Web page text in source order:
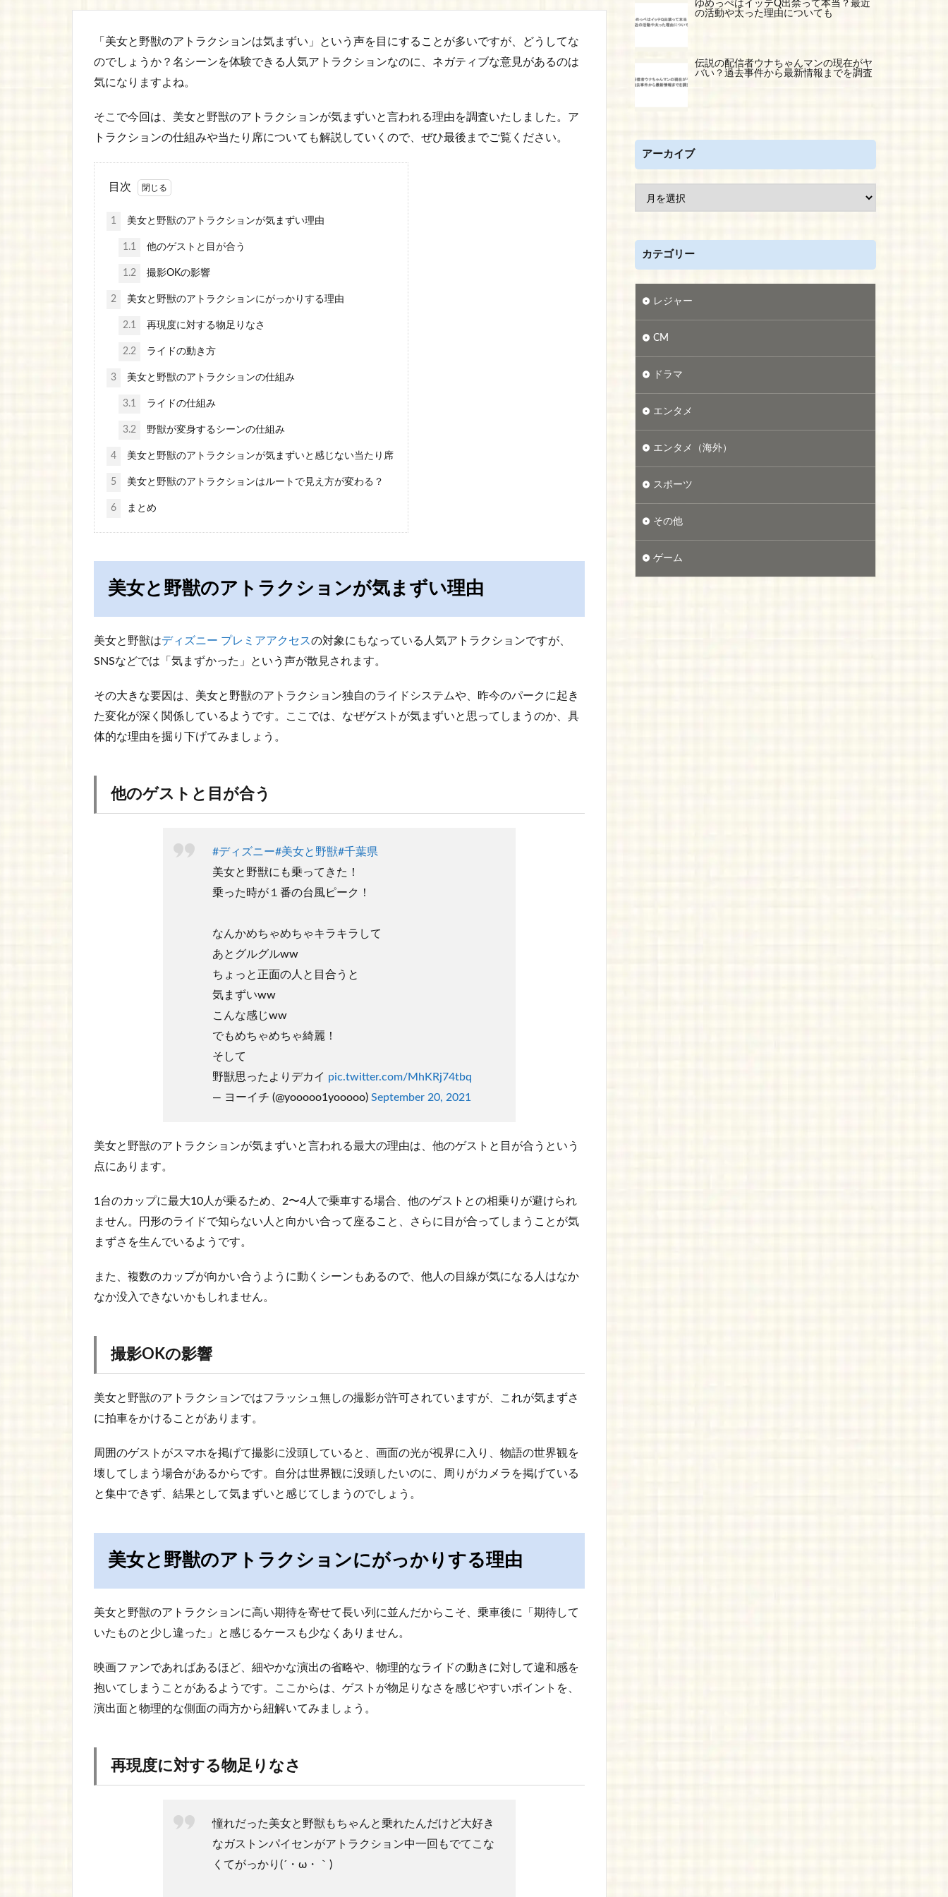
「美女と野獣のアトラクションは気まずい」という声を目にすることが多いですが、どうしてな
のでしょうか？名シーンを体験できる人気アトラクションなのに、ネガティブな意見があるのは
気になりますよね。
そこで今回は、美女と野獣のアトラクションが気まずいと言われる理由を調査いたしました。ア
トラクションの仕組みや当たり席についても解説していくので、ぜひ最後までご覧ください。
目次
1 美女と野獣のアトラクションが気まずい理由
1.1 他のゲストと目が合う
1.2 撮影OKの影響
2 美女と野獣のアトラクションにがっかりする理由
2.1 再現度に対する物足りなさ
2.2 ライドの動き方
3 美女と野獣のアトラクションの仕組み
3.1 ライドの仕組み
3.2 野獣が変身するシーンの仕組み
4 美女と野獣のアトラクションが気まずいと感じない当たり席
5 美女と野獣のアトラクションはルートで見え方が変わる？
6 まとめ
美女と野獣のアトラクションが気まずい理由
美女と野獣はディズニー プレミアアクセスの対象にもなっている人気アトラクションですが、
SNSなどでは「気まずかった」という声が散見されます。
その大きな要因は、美女と野獣のアトラクション独自のライドシステムや、昨今のパークに起き
た変化が深く関係しているようです。ここでは、なぜゲストが気まずいと思ってしまうのか、具
体的な理由を掘り下げてみましょう。
他のゲストと目が合う
#ディズニー#美女と野獣#千葉県
美女と野獣にも乗ってきた！
乗った時が１番の台風ピーク！
なんかめちゃめちゃキラキラして
あとグルグルww
ちょっと正面の人と目合うと
気まずいww
こんな感じww
でもめちゃめちゃ綺麗！
そして
野獣思ったよりデカイ pic.twitter.com/MhKRj74tbq
— ヨーイチ (@yooooo1yooooo) September 20, 2021
美女と野獣のアトラクションが気まずいと言われる最大の理由は、他のゲストと目が合うという
点にあります。
1台のカップに最大10人が乗るため、2〜4人で乗車する場合、他のゲストとの相乗りが避けられ
ません。円形のライドで知らない人と向かい合って座ること、さらに目が合ってしまうことが気
まずさを生んでいるようです。
また、複数のカップが向かい合うように動くシーンもあるので、他人の目線が気になる人はなか
なか没入できないかもしれません。
撮影OKの影響
美女と野獣のアトラクションではフラッシュ無しの撮影が許可されていますが、これが気まずさ
に拍車をかけることがあります。
周囲のゲストがスマホを掲げて撮影に没頭していると、画面の光が視界に入り、物語の世界観を
壊してしまう場合があるからです。自分は世界観に没頭したいのに、周りがカメラを掲げている
と集中できず、結果として気まずいと感じてしまうのでしょう。
美女と野獣のアトラクションにがっかりする理由
美女と野獣のアトラクションに高い期待を寄せて長い列に並んだからこそ、乗車後に「期待して
いたものと少し違った」と感じるケースも少なくありません。
映画ファンであればあるほど、細やかな演出の省略や、物理的なライドの動きに対して違和感を
抱いてしまうことがあるようです。ここからは、ゲストが物足りなさを感じやすいポイントを、
演出面と物理的な側面の両方から紐解いてみましょう。
再現度に対する物足りなさ
憧れだった美女と野獣もちゃんと乗れたんだけど大好き
なガストンパイセンがアトラクション中一回もでてこな
くてがっかり(´・ω・｀)
ゆめっぺはイッテQ出禁って本当？最近
の活動や太った理由についても
伝説の配信者ウナちゃんマンの現在がヤ
バい？過去事件から最新情報までを調査
アーカイブ
カテゴリー
レジャー
CM
ドラマ
エンタメ
エンタメ（海外）
スポーツ
その他
ゲーム